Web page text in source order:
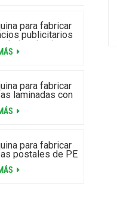
para fabricar
publicitarios
de aire
de alta
para fabricar
laminadas con
y burbujas
para fabricar
postales de PE